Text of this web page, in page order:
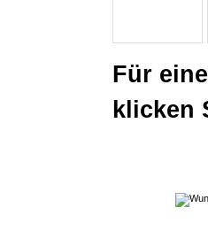
Für
klicken